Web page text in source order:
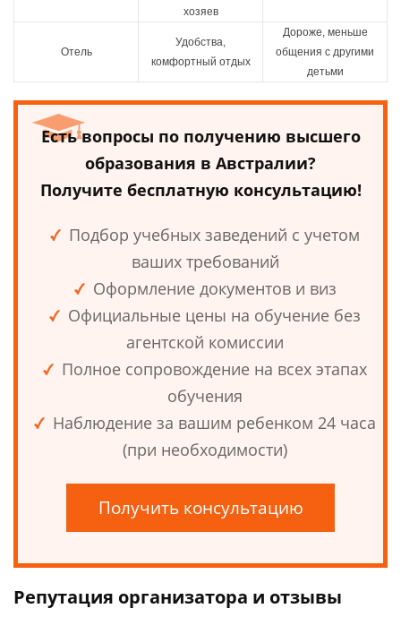
хозяев
Отель
Удобства,
комфортный отдых
Дороже, меньше
общения с другими
детьми
Есть вопросы по получению высшего
образования в Австралии?
Получите бесплатную консультацию!
Подбор учебных заведений с учетом
ваших требований
Оформление документов и виз
Официальные цены на обучение без
агентской комиссии
Полное сопровождение на всех этапах
обучения
Наблюдение за вашим ребенком 24 часа
(при необходимости)
Получить консультацию
Репутация организатора и отзывы